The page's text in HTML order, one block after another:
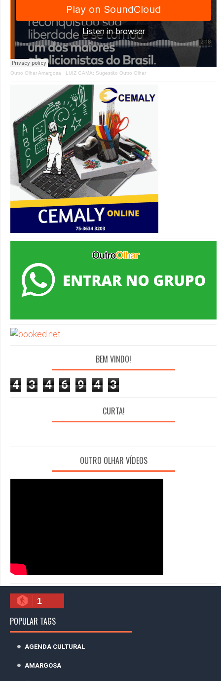
Outro Olhar Amargosa · LUIZ GAMA: Sugestão Outro Olhar
BEM VINDO!
4 3 4 6 9 4 3
CURTA!
OUTRO OLHAR VÍDEOS
1
POPULAR TAGS
AGENDA CULTURAL
AMARGOSA